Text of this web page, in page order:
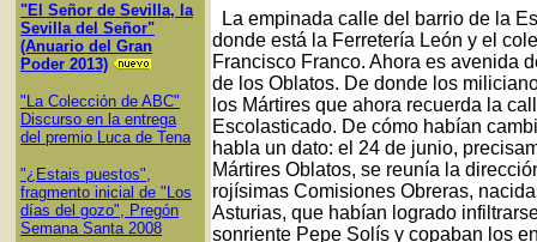
"El Señor de Sevilla, la
Sevilla del Señor"
(Anuario del Gran
Poder 2013)
"La Colección de ABC"
Discurso en la entrega
del premio Luca de Tena
"¿Estais puestos",
fragmento inicial de "Los
días del gozo", Pregón
Semana Santa 2008
La empinada calle del barrio de la
donde está la Ferretería León y el
Francisco Franco. Ahora es avenida
de los Oblatos. De donde los
los Mártires que ahora recuerda la
Escolasticado. De cómo habían
habla un dato: el 24 de junio,
Mártires Oblatos, se reunía la
rojísimas Comisiones Obreras,
Asturias, que habían logrado
sonriente Pepe Solís y copaban los